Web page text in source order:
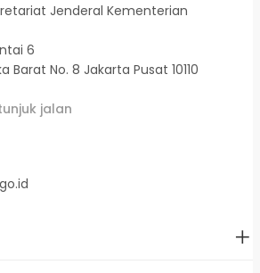
Jenderal Kementerian
6
Barat No. 8 Jakarta Pusat 10110
jalan